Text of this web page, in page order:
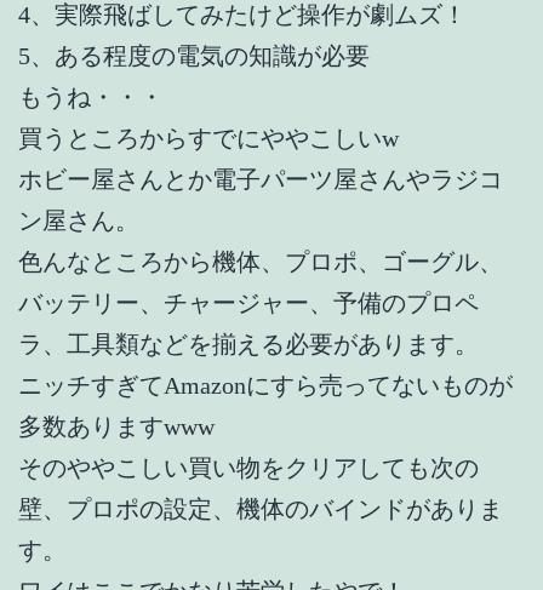
4、実際飛ばしてみたけど操作が劇ムズ！
5、ある程度の電気の知識が必要
もうね・・・
買うところからすでにややこしいw
ホビー屋さんとか電子パーツ屋さんやラジコ
ン屋さん。
色んなところから機体、プロポ、ゴーグル、
バッテリー、チャージャー、予備のプロペ
ラ、工具類などを揃える必要があります。
ニッチすぎてAmazonにすら売ってないものが
多数ありますwww
そのややこしい買い物をクリアしても次の
壁、プロポの設定、機体のバインドがありま
す。